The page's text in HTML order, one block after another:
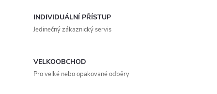
INDIVIDUÁLNÍ PŘÍSTUP
Jedinečný zákaznický servis
VELKOOBCHOD
Pro velké nebo opakované odběry